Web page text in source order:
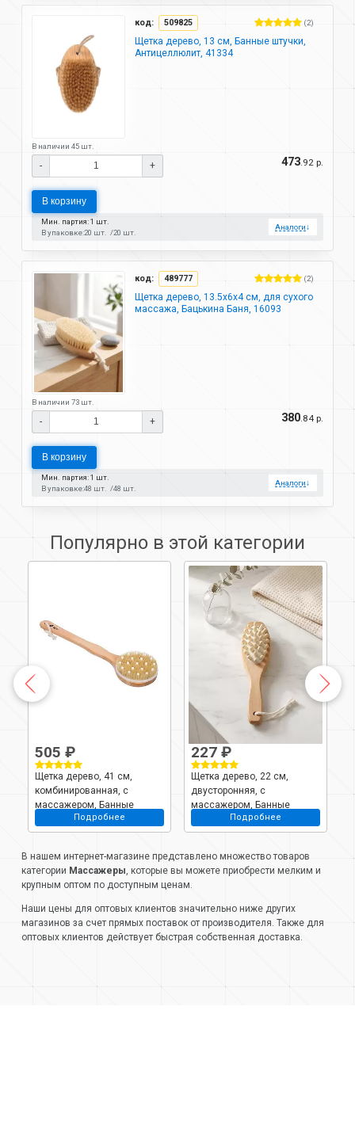
код: 509825 (2)
Щетка дерево, 13 см, Банные штучки,
Антицеллюлит, 41334
В наличии 45 шт.
- + 473.92 р.
В корзину
Мин. партия: 1 шт.
В упаковке:20 шт. 20 шт.
Аналоги↓
код: 489777 (2)
Щетка дерево, 13.5х6х4 см, для сухого
массажа, Бацькина Баня, 16093
В наличии 73 шт.
- + 380.84 р.
В корзину
Мин. партия: 1 шт.
В упаковке:48 шт. 48 шт.
Аналоги↓
Популярно в этой категории
505 ₽
Щетка дерево, 41 см,
комбинированная, с
массажером, Банные
штучки, 40030Подробнее
227 ₽
Щетка дерево, 22 см,
двусторонняя, с
массажером, Банные
штучки, 40029Подробнее
В нашем интернет-магазине представлено множество товаров
категории Массажеры , которые вы можете приобрести мелким и
крупным оптом по доступным ценам.
Наши цены для оптовых клиентов значительно ниже других
магазинов за счет прямых поставок от производителя. Также для
оптовых клиентов действует быстрая собственная доставка.